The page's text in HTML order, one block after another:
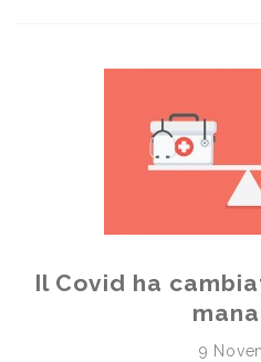
Il Covid ha
9